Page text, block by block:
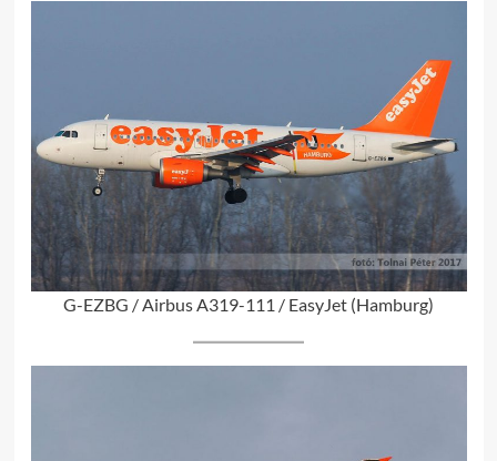
G-EZBG / Airbus A319-111 / EasyJet (Hamburg)